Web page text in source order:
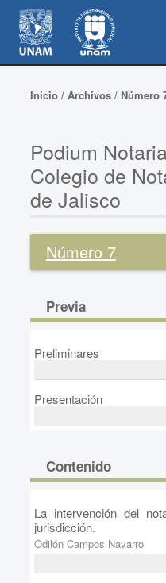
Inicio/ Archivos/ Número
Podium
Colegio de
de Jalisco
Número 7
Previa
Preliminares
Presentación
Contenido
La intervención del
jurisdicción.
Odilón Campos Navarro